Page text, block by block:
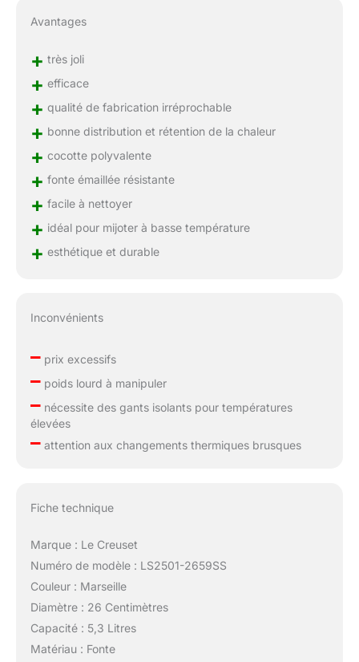
Avantages
+ très joli
+ efficace
+ qualité de fabrication irréprochable
+ bonne distribution et rétention de la chaleur
+ cocotte polyvalente
+ fonte émaillée résistante
+ facile à nettoyer
+ idéal pour mijoter à basse température
+ esthétique et durable
Inconvénients
–prix excessifs
–poids lourd à manipuler
–nécessite des gants isolants pour températures
élevées
–attention aux changements thermiques brusques
Fiche technique
Marque : Le Creuset
Numéro de modèle : LS2501-2659SS
Couleur : Marseille
Diamètre : 26 Centimètres
Capacité : 5,3 Litres
Matériau : Fonte